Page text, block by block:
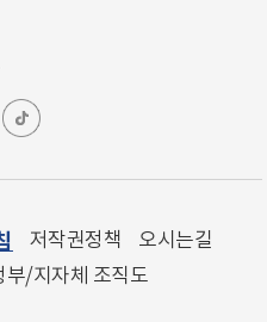
저작권정책
오시는길
부/지자체 조직도